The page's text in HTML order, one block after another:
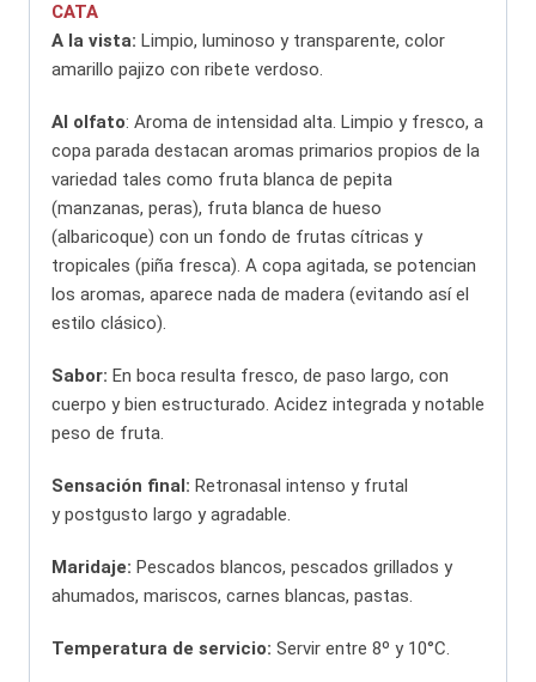
CATA
A la vista: Limpio, luminoso y transparente, color
amarillo pajizo con ribete verdoso.
Al olfato: Aroma de intensidad alta. Limpio y fresco, a
copa parada destacan aromas primarios propios de la
variedad tales como fruta blanca de pepita
(manzanas, peras), fruta blanca de hueso
(albaricoque) con un fondo de frutas cítricas y
tropicales (piña fresca). A copa agitada, se potencian
los aromas, aparece nada de madera (evitando así el
estilo clásico).
Sabor: En boca resulta fresco, de paso largo, con
cuerpo y bien estructurado. Acidez integrada y notable
peso de fruta.
Sensación final: Retronasal intenso y frutal
y postgusto largo y agradable.
Maridaje: Pescados blancos, pescados grillados y
ahumados, mariscos, carnes blancas, pastas.
Temperatura de servicio: Servir entre 8º y 10°C.